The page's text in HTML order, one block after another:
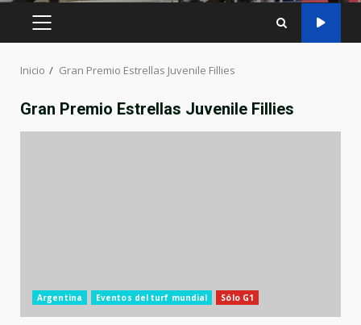
MENÚ
Inicio Gran Premio Estrellas Juvenile Fillies
Gran Premio Estrellas Juvenile Fillies
Argentina Eventos del turf mundial Sólo G1